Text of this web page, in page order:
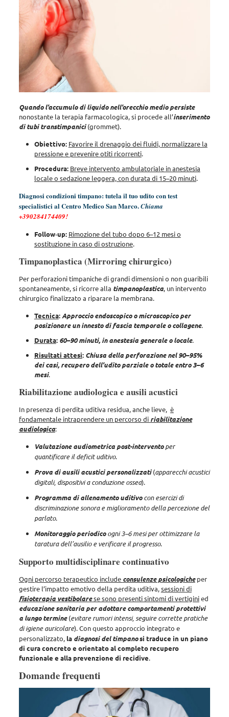
Quando l’accumulo di liquido nell’orecchio medio persiste
nonostante la terapia farmacologica, si procede all’inserimento
di tubi transtimpanici(grommet).
Obiettivo: Favorire il drenaggio dei fluidi, normalizzare la
pressione e prevenire otiti ricorrenti.
Procedura: Breve intervento ambulatoriale in anestesia
locale o sedazione leggera, con durata di 15–20 minuti.
Diagnosi condizioni timpano: tutela il tuo udito con test
specialistici al Centro Medico San Marco.Chiama
+390284174409!
Follow‑up: Rimozione del tubo dopo 6–12 mesi o
sostituzione in caso di ostruzione.
Timpanoplastica (Mirroring chirurgico)
Per perforazioni timpaniche di grandi dimensioni o non guaribili
spontaneamente, si ricorre alla timpanoplastica, un intervento
chirurgico finalizzato a riparare la membrana.
Tecnica:Approccio endoscopico o microscopico per
posizionare un innesto di fascia temporale o collagene.
Durata: 60–90 minuti, in anestesia generale o locale.
Risultati attesi: Chiusa della perforazione nel 90–95%
dei casi, recupero dell’udito parziale o totale entro 3–6
mesi.
Riabilitazione audiologica e ausili acustici
In presenza di perdita uditiva residua, anche lieve, è
fondamentale intraprendere un percorso di riabilitazione
audiologica:
Valutazione audiometrica post-intervento per
quantificare il deficit uditivo.
Prova di ausili acustici personalizzati(apparecchi acustici
digitali, dispositivi a conduzione ossea).
Programma di allenamento uditivo con esercizi di
discriminazione sonora e miglioramento della percezione del
parlato.
Monitoraggio periodico ogni 3–6 mesi per ottimizzare la
taratura dell’ausilio e verificare il progresso.
Supporto multidisciplinare continuativo
Ogni percorso terapeutico include consulenze psicologicheper
gestire l’impatto emotivo della perdita uditiva,sessioni di
fisioterapia vestibolarese sono presenti sintomi di vertiginied
educazione sanitaria per adottare comportamenti protettivi
a lungo termine(evitare rumori intensi, seguire corrette pratiche
di igiene auricolare). Con questo approccio integrato e
personalizzato, la diagnosi del timpanosi traduce in un piano
di cura concreto e orientato al completo recupero
funzionale e alla prevenzione di recidive.
Domande frequenti